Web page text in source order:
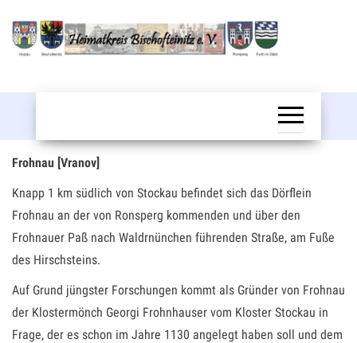
Inhalt
springen
Frohnau [Vranov]
Knapp 1 km südlich von Stockau befindet sich das Dörflein
Frohnau an der von Ronsperg kommenden und über den
Frohnauer Paß nach Waldrnünchen führenden Straße, am Fuße
des Hirschsteins.
Auf Grund jüngster Forschungen kommt als Gründer von Frohnau
der Klostermönch Georgi Frohnhauser vom Kloster Stockau in
Frage, der es schon im Jahre 1130 angelegt haben soll und dem